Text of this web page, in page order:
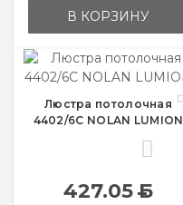
В КОРЗИНУ
Люстра потолочная
4402/6C NOLAN LUMION
427.05Б